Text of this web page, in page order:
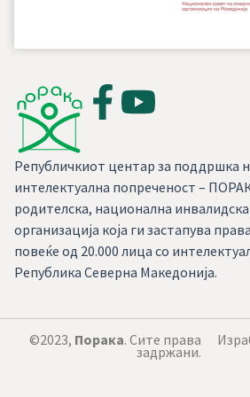
Републичкиот центар за поддршка
интелектуална попреченост –
родителска, национална
организација која ги застапува
повеќе од 20.000 лица со
Република Северна Македонија.
©2023, Порака. Сите права
задржани.